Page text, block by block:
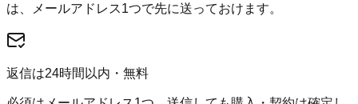
は、メールアドレス1つで先に送っておけます。
返信は24時間以内・無料